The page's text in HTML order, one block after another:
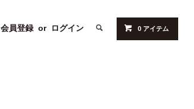
会員登録 or ログイン 0 アイテム